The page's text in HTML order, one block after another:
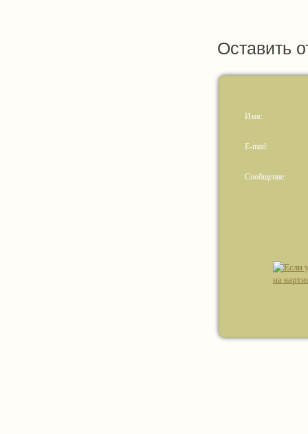
Оставить
Имя:
E-mail:
Сообщение: